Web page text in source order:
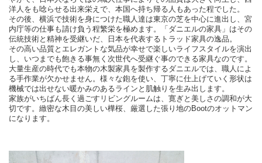
洋人をも唸らせる出来栄えで、本国へ持ち帰る人もあった程でした。
その後、横浜で技術を身につけた職人達は東京の芝を中心に進出し、宮
内庁等の仕事も請け負う程繁栄を極めます。「ダニエルの家具」はその
伝統技術と精神を受継いだ、日本を代表するトラッド家具の逸品。
その高い品質とエレガントな気品が幸せで楽しいライフスタイルを演出
し、いつまでも飽きる事無く次世代へ受継ぐ事のできる家具なのです。
大量生産の時代でも本物の木製家具を製作するダニエルでは、職人によ
る手作業が欠かせません。様々な鉋を使い、丁寧に仕上げていく形状は
機械では出せない暖かみのあるラインと肌触りを生み出します。
家族がいちばん長く過ごすリビングルームは、寛ぎと美しさの調和が大
切です。緻密な木目の美しい樺桜、厳選した張り地のBootのオットマン
になります。